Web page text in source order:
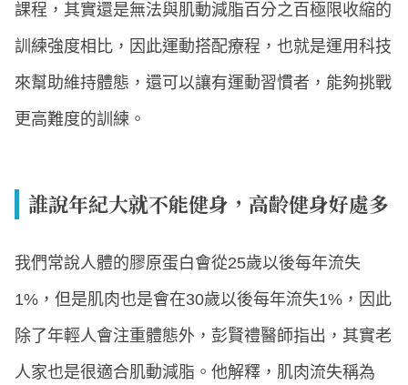
課程，其實還是無法與肌動減脂百分之百極限收縮的
訓練強度相比，因此運動搭配療程，也就是運用科技
來幫助維持體態，還可以讓有運動習慣者，能夠挑戰
更高難度的訓練。
誰說年紀大就不能健身，高齡健身好處多
我們常說人體的膠原蛋白會從25歲以後每年流失
1%，但是肌肉也是會在30歲以後每年流失1%，因此
除了年輕人會注重體態外，彭賢禮醫師指出，其實老
人家也是很適合肌動減脂。他解釋，肌肉流失稱為